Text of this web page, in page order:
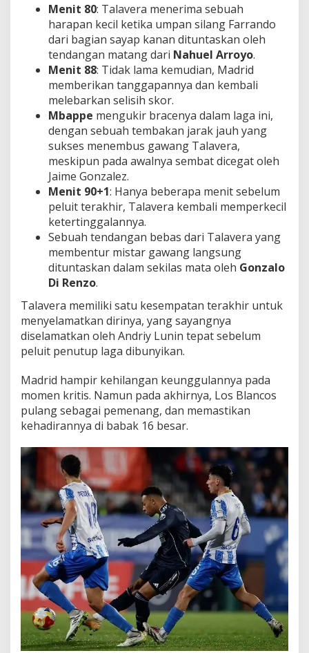
Menit 80: Talavera menerima sebuah
harapan kecil ketika umpan silang Farrando
dari bagian sayap kanan dituntaskan oleh
tendangan matang dari Nahuel Arroyo.
Menit 88: Tidak lama kemudian, Madrid
memberikan tanggapannya dan kembali
melebarkan selisih skor.
Mbappe mengukir bracenya dalam laga ini,
dengan sebuah tembakan jarak jauh yang
sukses menembus gawang Talavera,
meskipun pada awalnya sembat dicegat oleh
Jaime Gonzalez.
Menit 90+1: Hanya beberapa menit sebelum
peluit terakhir, Talavera kembali memperkecil
ketertinggalannya.
Sebuah tendangan bebas dari Talavera yang
membentur mistar gawang langsung
dituntaskan dalam sekilas mata oleh Gonzalo
Di Renzo.
Talavera memiliki satu kesempatan terakhir untuk
menyelamatkan dirinya, yang sayangnya
diselamatkan oleh Andriy Lunin tepat sebelum
peluit penutup laga dibunyikan.
Madrid hampir kehilangan keunggulannya pada
momen kritis. Namun pada akhirnya, Los Blancos
pulang sebagai pemenang, dan memastikan
kehadirannya di babak 16 besar.